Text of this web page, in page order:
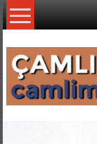
İçeriğe
geç